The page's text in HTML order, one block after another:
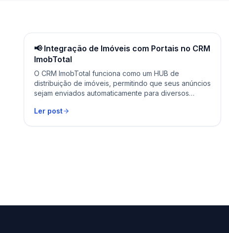
📢 Integração de Imóveis com Portais no CRM
ImobTotal
O CRM ImobTotal funciona como um HUB de
distribuição de imóveis, permitindo que seus anúncios
sejam enviados automaticamente para diversos
que, ao atualizar um imóvel no CRM, ele será
Ler post